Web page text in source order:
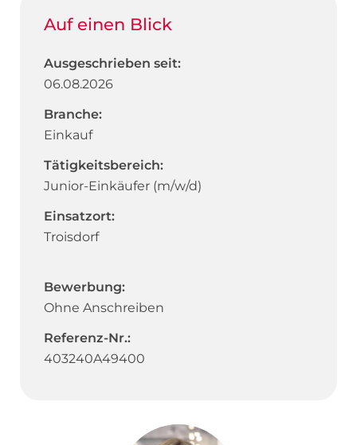
Auf einen Blick
Ausgeschrieben seit:
06.08.2026
Branche:
Einkauf
Tätigkeitsbereich:
Junior-Einkäufer (m/w/d)
Einsatzort:
Troisdorf
Bewerbung:
Ohne Anschreiben
Referenz-Nr.:
403240A49400